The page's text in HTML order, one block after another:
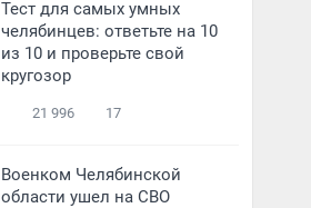
Тест для самых умных
челябинцев: ответьте на 10
из 10 и проверьте свой
кругозор
21 996 17
Военком Челябинской
области ушел на СВО